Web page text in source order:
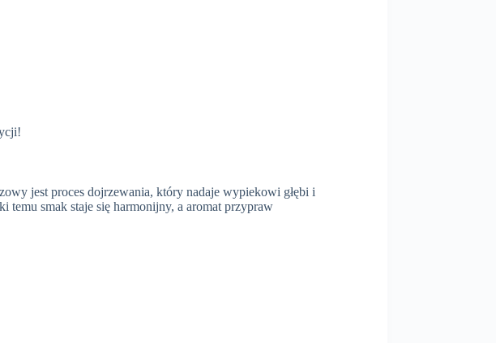
jest proces dojrzewania, który nadaje wypiekowi głębi i
temu smak staje się harmonijny, a aromat przypraw